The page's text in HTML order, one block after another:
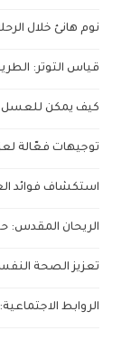
نوم هانئ خلال
قياس التوتر:
كيف يمكن للعسل
توجيهات فعّالة
استكشاف فوائد
الريحان المقدس:
تعزيز الصحة
الروابط